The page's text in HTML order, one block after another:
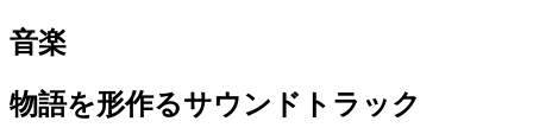
音楽
物語を形作るサウンドトラック